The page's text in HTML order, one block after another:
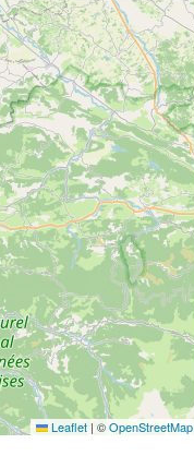
Leaflet | ©OpenStreetMap